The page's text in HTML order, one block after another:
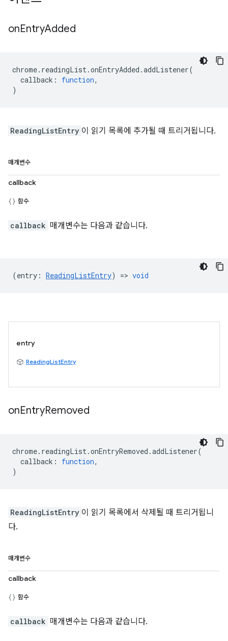
onEntryAdded
chrome. readingList .onEntryAdded .addListener(
callback : function,
)
ReadingListEntry 이 읽기 목록에 추가될 때 트리거됩니다.
매개변수
callback
함수
callback 매개변수는 다음과 같습니다.
(entry : ReadingListEntry) => void
entry
ReadingListEntry
onEntryRemoved
chrome. readingList .onEntryRemoved .addListener(
callback : function,
)
ReadingListEntry 이 읽기 목록에서 삭제될 때 트리거됩니
다.
매개변수
callback
함수
callback 매개변수는 다음과 같습니다.